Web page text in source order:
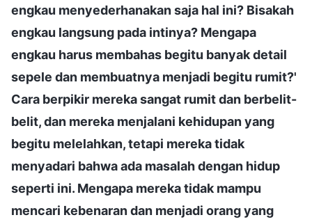
engkau menyederhanakan saja hal ini? Bisakah
engkau langsung pada intinya? Mengapa
engkau harus membahas begitu banyak detail
sepele dan membuatnya menjadi begitu rumit?'
Cara berpikir mereka sangat rumit dan berbelit-
belit, dan mereka menjalani kehidupan yang
begitu melelahkan, tetapi mereka tidak
menyadari bahwa ada masalah dengan hidup
seperti ini. Mengapa mereka tidak mampu
mencari kebenaran dan menjadi orang yang